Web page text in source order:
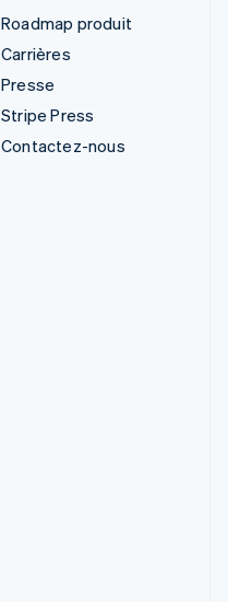
Roadmap produit
Carrières
Presse
Stripe Press
Contactez-nous